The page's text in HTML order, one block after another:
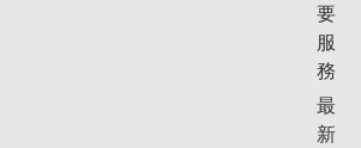
要
服
務
最
新